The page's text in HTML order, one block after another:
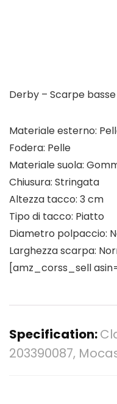
Derby – Scarpe
Materiale esterno:
Fodera: Pelle
Materiale suola:
Chiusura: Stringata
Altezza tacco: 3 cm
Tipo di tacco: Piatto
Diametro polpaccio:
Larghezza scarpa:
[amz_corss_sell
Specification:
203390087,